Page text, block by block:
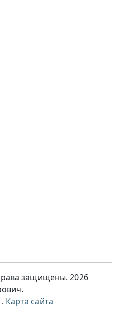
защищены. 2026
Карта сайта